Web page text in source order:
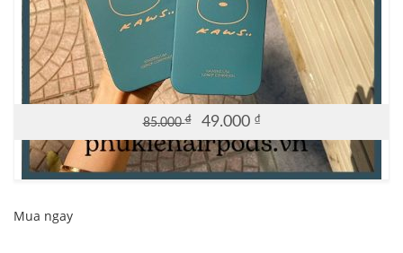
85.000₫
Original
price
was:
49.000 ₫
Current
price
is:
Mua ngay